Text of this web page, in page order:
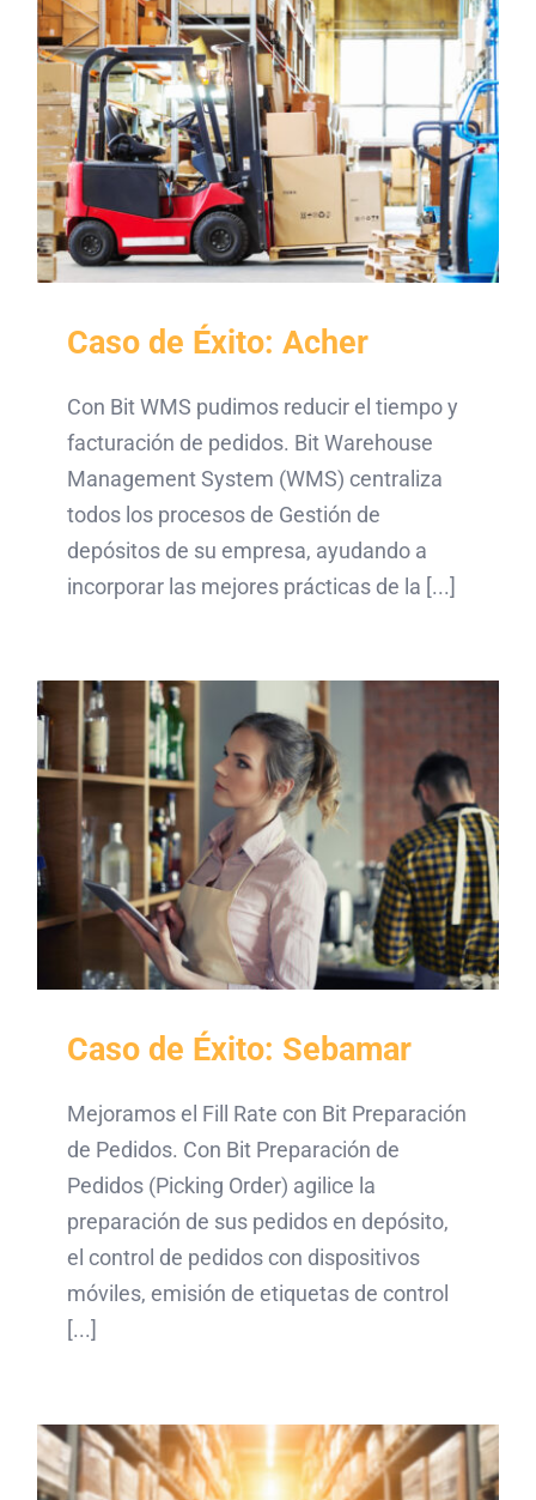
Caso de Éxito: Acher
Con Bit WMS pudimos reducir el tiempo y
facturación de pedidos. Bit Warehouse
Management System (WMS) centraliza
todos los procesos de Gestión de
depósitos de su empresa, ayudando a
incorporar las mejores prácticas de la [...]
Caso de Éxito: Sebamar
Mejoramos el Fill Rate con Bit Preparación
de Pedidos. Con Bit Preparación de
Pedidos (Picking Order) agilice la
preparación de sus pedidos en depósito,
el control de pedidos con dispositivos
móviles, emisión de etiquetas de control
[...]